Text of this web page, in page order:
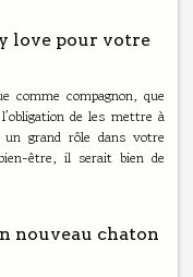
love pour votre
comme compagnon, que
de les mettre à
un grand rôle dans votre
être, il serait bien de
nouveau chaton